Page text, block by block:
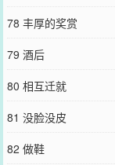
78 丰厚的奖赏
79 酒后
80 相互迁就
81 没脸没皮
82 做鞋